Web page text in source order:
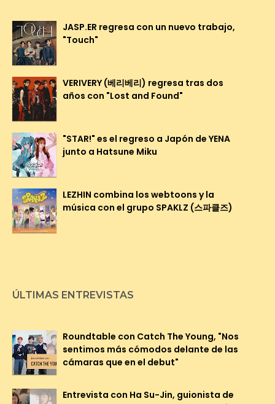
JASP.ER regresa con un nuevo trabajo,
"Touch"
VERIVERY (베리베리) regresa tras dos
años con "Lost and Found"
"STAR!" es el regreso a Japón de YENA
junto a Hatsune Miku
LEZHIN combina los webtoons y la
música con el grupo SPAKLZ (스파클즈)
ÚLTIMAS ENTREVISTAS
Roundtable con Catch The Young, "Nos
sentimos más cómodos delante de las
cámaras que en el debut"
Entrevista con Ha Su-Jin, guionista de